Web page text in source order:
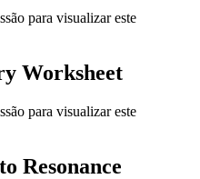
para visualizar este
Worksheet
para visualizar este
Resonance